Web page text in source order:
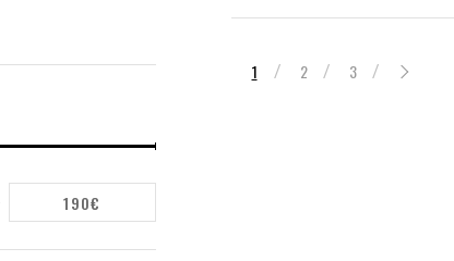
1 2 3
190€